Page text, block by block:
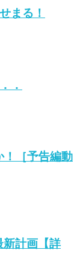
まる！
．
！［予告編動
新計画【詳